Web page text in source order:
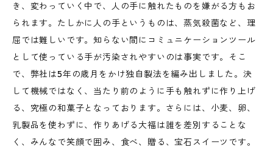
き、変わっていく中で、人の手に触れたものを嫌がる方もお
られます。たしかに人の手というものは、蒸気殺菌など、理
屈では難しいです。知らない間にコミュニケーションツール
として使っている手が汚染されやすいのは事実です。そこ
で、弊社は5年の歳月をかけ独自製法を編み出しました。決
して機械ではなく、当たり前のように手も触れずに作り上げ
る、究極の和菓子となっております。さらには、小麦、卵、
乳製品を使わずに、作りあげる大福は誰を差別することな
く、みんなで笑顔で囲み、食べ、贈る、宝石スイーツです。